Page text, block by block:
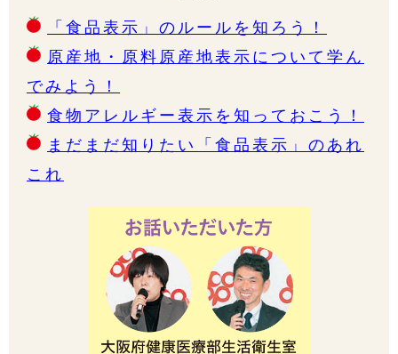
「食品表示」のルールを知ろう！
原産地・原料原産地表示について学ん
でみよう！
食物アレルギー表示を知っておこう！
まだまだ知りたい「食品表示」のあれ
これ